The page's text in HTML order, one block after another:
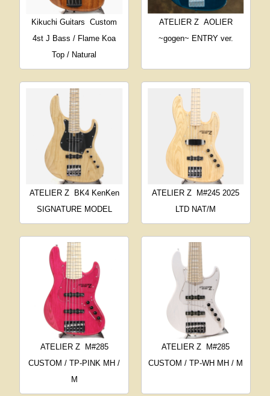
Kikuchi Guitars
Custom
4st J Bass / Flame Koa
Top / Natural
ATELIER Z AOLIER
~gogen~ ENTRY ver.
ATELIER Z
BK4 KenKen
SIGNATURE MODEL
ATELIER Z M#245 2025
LTD NAT/M
ATELIER Z
M#285
CUSTOM / TP-PINK MH /
M
ATELIER Z
M#285
CUSTOM / TP-WH MH / M